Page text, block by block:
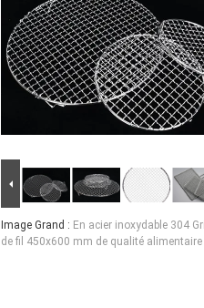
Image Grand : En acier inoxydable 304
de fil 450x600 mm de qualité alimentaire